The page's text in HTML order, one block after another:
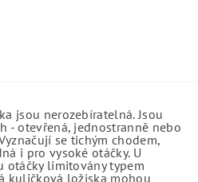
jsou nerozebíratelná. Jsou
- otevřená, jednostranně nebo
se tichým chodem,
i pro vysoké otáčky. U
otáčky limitovány typem
kuličková ložiska mohou